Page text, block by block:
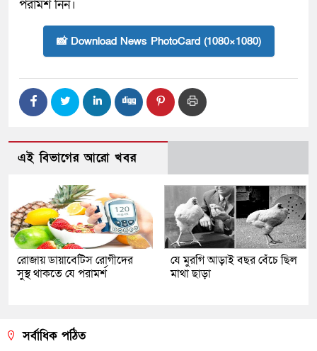
পরামর্শ নিন।
📸 Download News PhotoCard (1080×1080)
এই বিভাগের আরো খবর
রোজায় ডায়াবেটিস রোগীদের
সুস্থ থাকতে যে পরামর্শ
যে মুরগি আড়াই বছর বেঁচে ছিল
মাথা ছাড়া
সর্বাধিক পঠিত